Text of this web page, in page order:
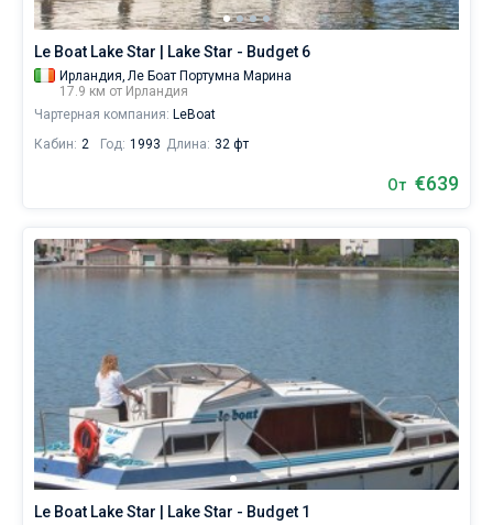
Le Boat Lake Star | Lake Star - Budget 6
Ирландия, Ле Боат Портумна Марина
17.9 км от Ирландия
Чартерная компания: LeBoat
Кабин: 2 Год: 1993 Длина: 32 фт
От €639
Le Boat Lake Star | Lake Star - Budget 1